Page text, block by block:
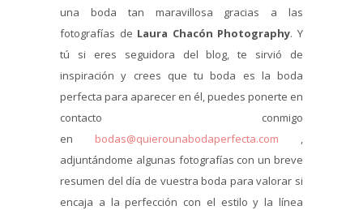
una boda tan maravillosa gracias a las
fotografías de Laura Chacón Photography. Y
tú si eres seguidora del blog, te sirvió de
inspiración y crees que tu boda es la boda
perfecta para aparecer en él, puedes ponerte en
contacto conmigo
en bodas@quierounabodaperfecta.com ,
adjuntándome algunas fotografías con un breve
resumen del día de vuestra boda para valorar si
encaja a la perfección con el estilo y la línea